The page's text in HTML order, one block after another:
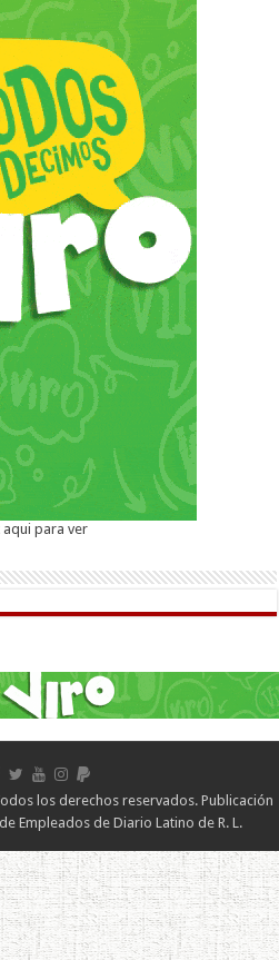
aqui para ver
los derechos reservados. Publicación
Empleados de Diario Latino de R. L.